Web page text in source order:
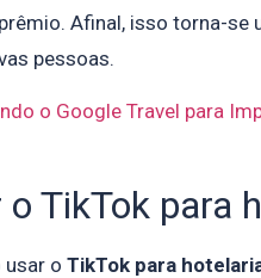
Afinal, isso torna-se
pessoas.
o Google Travel para
o TikTok para
o TikTok para